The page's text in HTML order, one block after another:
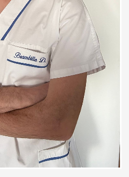
trovare un ottimo
consigliato!
Davide da
essere più
suoi trattamenti